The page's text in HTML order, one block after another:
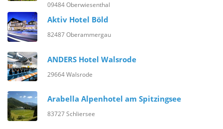
09484 Oberwiesenthal
Aktiv Hotel Böld
82487 Oberammergau
ANDERS Hotel Walsrode
29664 Walsrode
Arabella Alpenhotel am Spitzingsee
83727 Schliersee